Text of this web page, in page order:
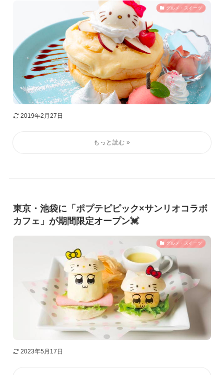
グルメ・スイーツ
2019年2月27日
東京・池袋に「ポプテピピック×サンリオコラボ
カフェ」が期間限定オープン💓
グルメ・スイーツ
2023年5月17日